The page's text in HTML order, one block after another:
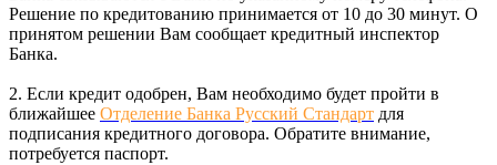
Решение по кредитованию принимается от 10 до 30 минут. О
принятом решении Вам сообщает кредитный инспектор
Банка.
2. Если кредит одобрен, Вам необходимо будет пройти в
ближайшее Отделение Банка Русский Стандарт для
подписания кредитного договора. Обратите внимание,
потребуется паспорт.